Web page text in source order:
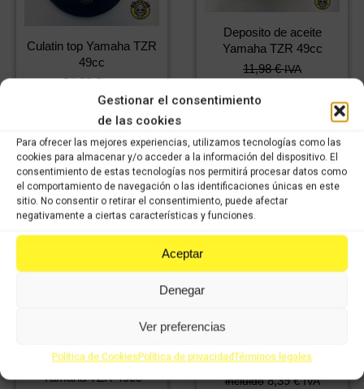
Gestionar el consentimiento
de las cookies
Para ofrecer las mejores experiencias, utilizamos tecnologías como las
cookies para almacenar y/o acceder a la información del dispositivo. El
consentimiento de estas tecnologías nos permitirá procesar datos como
el comportamiento de navegación o las identificaciones únicas en este
sitio. No consentir o retirar el consentimiento, puede afectar
negativamente a ciertas características y funciones.
Aceptar
Denegar
Ver preferencias
Política de CookiesPolítica de privacidadTérminos legales
Culatin top Yamaha TZR
49cc
24,08€ IVA
16,86€ IVA
incluido
Comprar
Deposito de aceite
Yamaha TZR 49cc
11,98€ IVA
incluido
Comprar
Eje trasero completo
Yamaha TZR 49cc
Espejo derecho Yamaha
11,98€ IVA
incluido 8,39€ IVA